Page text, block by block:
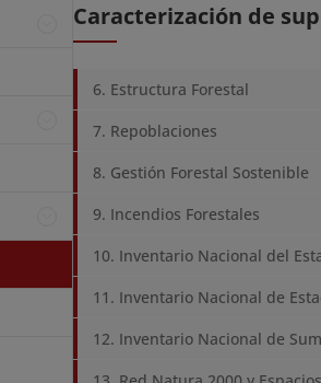
Caracterización de
6. Estructura Forestal
7. Repoblaciones
8. Gestión Forestal Sostenible
9. Incendios Forestales
10. Inventario Nacional del
11. Inventario Nacional de
12. Inventario Nacional de